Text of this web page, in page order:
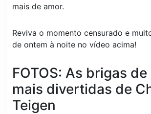
mais de amor.
Reviva o momento censurado e
de ontem à noite no vídeo acima!
FOTOS: As brigas
mais divertidas de
Teigen